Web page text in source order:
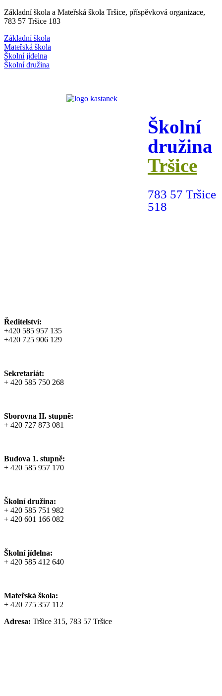
Základní škola a Mateřská škola Tršice, příspěvková organizace,
783 57 Tršice 183
Základní škola
Mateřská škola
Školní jídelna
Školní družina
Školní
družina
Tršice
783 57 Tršice
518
Ředitelství:
+420 585 957 135
+420 725 906 129
Sekretariát:
+ 420 585 750 268
Sborovna II. stupně:
+ 420 727 873 081
Budova 1. stupně:
+ 420 585 957 170
Školní družina:
+ 420 585 751 982
+ 420 601 166 082
Školní jídelna:
+ 420 585 412 640
Mateřská škola:
+ 420 775 357 112
Adresa: Tršice 315, 783 57 Tršice